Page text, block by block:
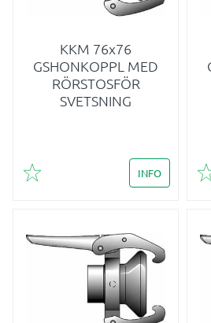
KKM 76x76
GSHONKOPPL MED
RÖRSTOSFÖR
SVETSNING
Lägg till i favoriter
INFO